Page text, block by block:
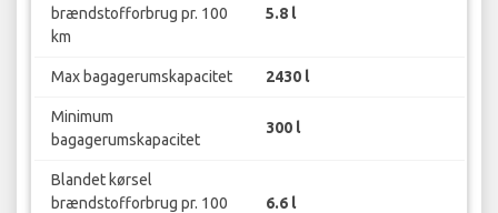
brændstofforbrug pr. 100
km
5.8 l
Max bagagerumskapacitet 2430 l
Minimum
bagagerumskapacitet
300 l
Blandet kørsel
brændstofforbrug pr. 100
6.6 l